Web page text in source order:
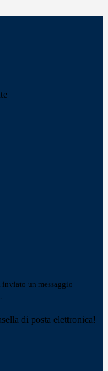
inviato un messaggio
di posta elettronica!